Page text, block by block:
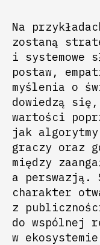
Na
zostaną
i systemowe
postaw,
myślenia o
dowiedzą
wartości
jak algorytmy
graczy oraz
między
a perswazją.
charakter
z
do wspólnej
w